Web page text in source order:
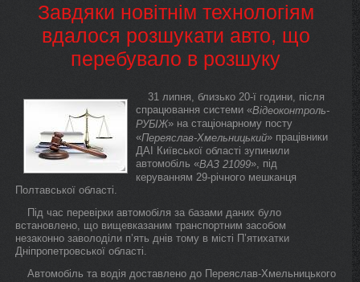
Завдяки новітнім технологіям
вдалося розшукати авто, що
перебувало в розшуку
31 липня, близько 20-ї години, після
спрацювання системи «Відеоконтроль-
РУБІЖ» на стаціонарному посту
«Переяслав-Хмельницький» працівники
ДАІ Київської області зупинили
автомобіль «ВАЗ 21099», під
керуванням 29-річного мешканця
Полтавської області.
Під час перевірки автомобіля за базами даних було
встановлено, що вищевказаним транспортним засобом
незаконно заволоділи п’ять днів тому в місті П’ятихатки
Дніпропетровської області.
Автомобіль та водія доставлено до Переяслав-Хмельницького